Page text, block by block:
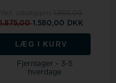
1.875,001.580,00 DKK
LÆG I KURV
Fjernlager - 3-5
hverdage